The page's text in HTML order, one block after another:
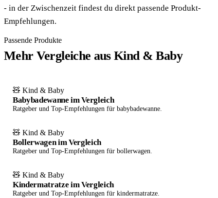
- in der Zwischenzeit findest du direkt passende Produkt-
Empfehlungen.
Passende Produkte
Mehr Vergleiche aus Kind & Baby
🧸 Kind & Baby
Babybadewanne im Vergleich
Ratgeber und Top-Empfehlungen für babybadewanne.
🧸 Kind & Baby
Bollerwagen im Vergleich
Ratgeber und Top-Empfehlungen für bollerwagen.
🧸 Kind & Baby
Kindermatratze im Vergleich
Ratgeber und Top-Empfehlungen für kindermatratze.